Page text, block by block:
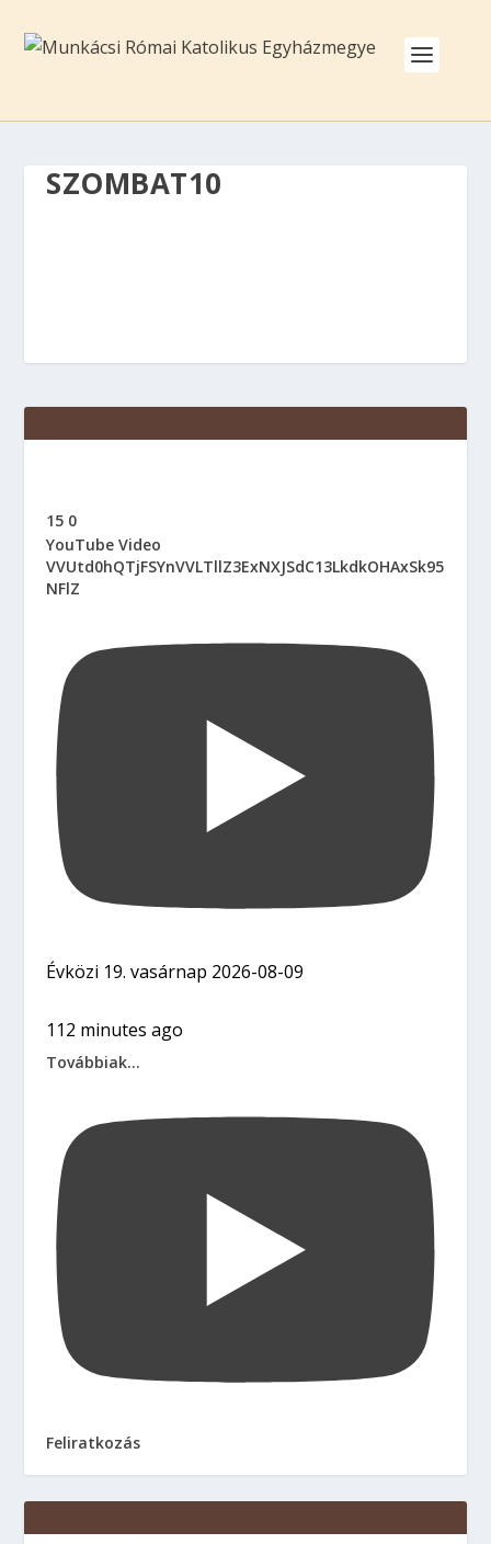
SZOMBAT10
15 0
YouTube Video
VVUtd0hQTjFSYnVVLTllZ3ExNXJSdC13LkdkOHAxSk95
NFlZ
Évközi 19. vasárnap 2026-08-09
112 minutes ago
Továbbiak...
Feliratkozás